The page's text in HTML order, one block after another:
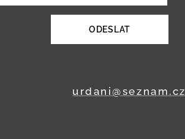
ODESLAT
urdani@seznam.cz